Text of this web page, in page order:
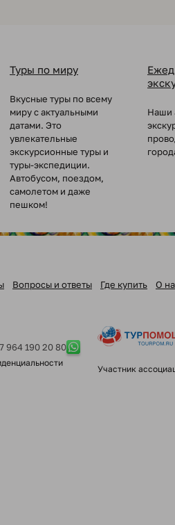
Туры по миру
Вкусные туры по всему
миру с актуальными
датами. Это
увлекательные
экскурсионные туры и
туры-экспедиции.
Автобусом, поездом,
самолетом и даже
пешком!
Наши
Вопросы и ответы Где купить О
964 190 20 80
Участник